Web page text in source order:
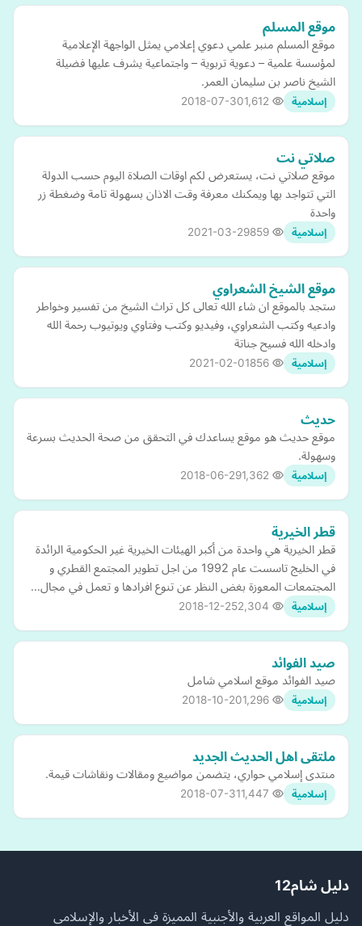
موقع المسلم
موقع المسلم منبر علمي دعوي إعلامي يمثل الواجهة الإعلامية
لمؤسسة علمية – دعوية تربوية – واجتماعية يشرف عليها فضيلة
الشيخ ناصر بن سليمان العمر.
إسلامية 2018-07-30
صلاتي نت
موقع صلاتي نت، يستعرض لكم اوقات الصلاة اليوم حسب الدولة
التي تتواجد بها ويمكنك معرفة وقت الاذان بسهولة تامة وضغطة زر
واحدة
إسلامية 2021-03-29
موقع الشيخ الشعراوي
ستجد بالموقع ان شاء الله تعالى كل تراث الشيخ من تفسير وخواطر
وادعيه وكتب الشعراوي، وفيديو وكتب وفتاوي ويوتيوب رحمة الله
وادخله الله فسيح جناتة
إسلامية 2021-02-01
حديث
موقع حديث هو موقع يساعدك في التحقق من صحة الحديث بسرعة
وسهولة.
إسلامية 2018-06-29
قطر الخيرية
قطر الخيرية هي واحدة من أكبر الهيئات الخيرية غير الحكومية الرائدة
في الخليج تاسست عام 1992 من اجل تطوير المجتمع القطري و
المجتمعات المعوزة بغض النظر عن تنوع افرادها و تعمل في مجال…
إسلامية 2018-12-25
صيد الفوائد
صيد الفوائد موقع اسلامي شامل
إسلامية 2018-10-20
ملتقى اهل الحديث الجديد
منتدى إسلامي حواري، يتضمن مواضيع ومقالات ونقاشات قيمة.
إسلامية 2018-07-31
دليل شام12
دليل المواقع العربية والأجنبية المميزة في الأخبار والإسلامي